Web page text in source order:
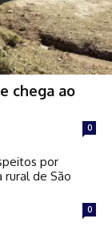
chega ao
0
por
rural de São
0